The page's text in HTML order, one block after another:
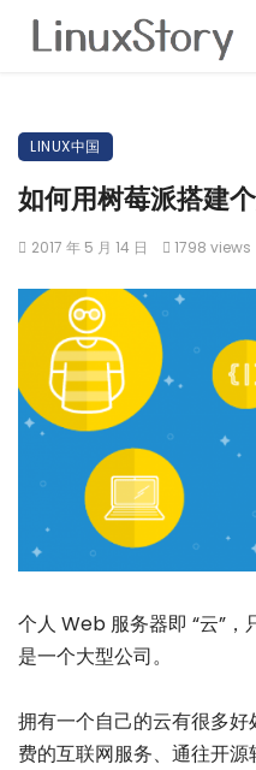
LINUX中国
如何用树莓派搭建
2017 年 5 月 14 日 1798 views
个人 Web 服务器即 “云”
是一个大型公司。
拥有一个自己的云有很多
费的互联网服务、通往开